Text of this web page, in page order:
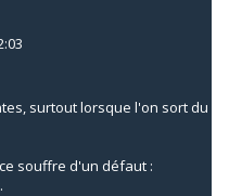
surtout lorsque l'on sort du
souffre d'un défaut :